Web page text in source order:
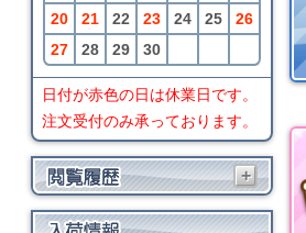
20
21 22 23 24 25
26
27
28 29 30
日付が赤色の日は休業日です。
注文受付のみ承っております。
+
SayWoodwork
コンロ台型おもちゃ箱